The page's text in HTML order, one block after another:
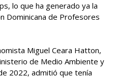
lo que ha generado ya la
Dominicana de Profesores
Miguel Ceara Hatton,
de Medio Ambiente y
2022, admitió que tenía